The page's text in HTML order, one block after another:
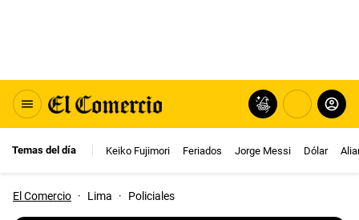
Temas del día Keiko Fujimori Feriados Jorge Messi Dólar
El Comercio · Lima · Policiales